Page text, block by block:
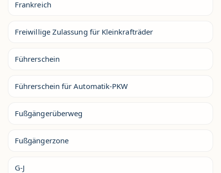
Frankreich
Freiwillige Zulassung für Kleinkrafträder
Führerschein
Führerschein für Automatik-PKW
Fußgängerüberweg
Fußgängerzone
G-J